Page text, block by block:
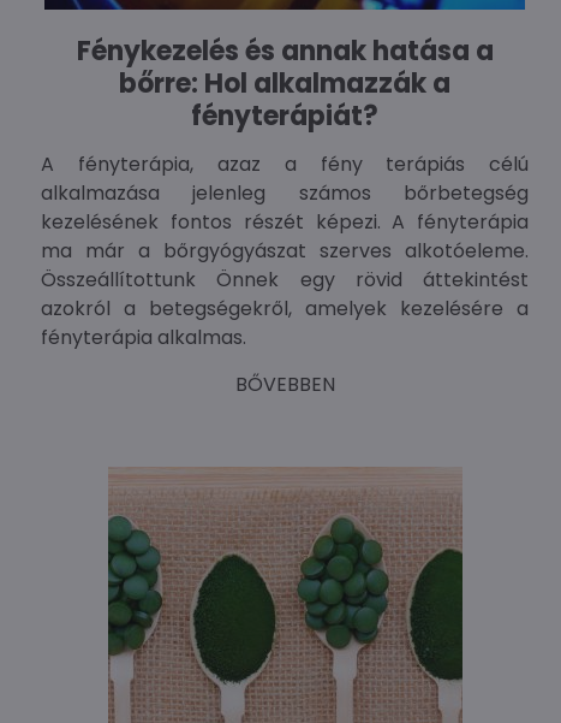
Fénykezelés és annak hatása a
bőrre: Hol alkalmazzák a
fényterápiát?
A fényterápia, azaz a fény terápiás célú
alkalmazása jelenleg számos bőrbetegség
kezelésének fontos részét képezi. A fényterápia
ma már a bőrgyógyászat szerves alkotóeleme.
Összeállítottunk Önnek egy rövid áttekintést
azokról a betegségekről, amelyek kezelésére a
fényterápia alkalmas.
BŐVEBBEN